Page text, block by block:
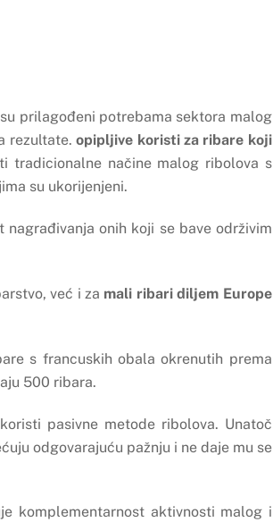
prilagođeni potrebama sektora malog
rezultate.opipljive koristi za ribare koji
tradicionalne načine malog ribolova s
su ukorijenjeni.
onih koji se bave održivim
već i za mali ribari diljem Europe
s francuskih obala okrenutih prema
500 ribara.
pasivne metode ribolova. Unatoč
odgovarajuću pažnju i ne daje mu se
komplementarnost aktivnosti malog i